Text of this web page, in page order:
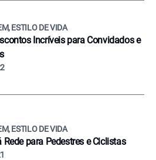
ESTILO DE VIDA
Incríveis para Convidados e
ESTILO DE VIDA
Rede para Pedestres e Ciclistas